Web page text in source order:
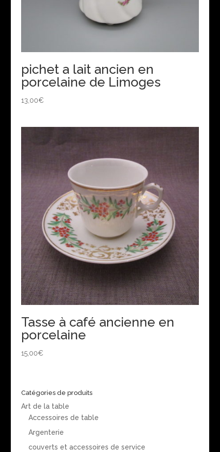
pichet a lait ancien en
porcelaine de Limoges
13,00€
Tasse à café ancienne en
porcelaine
15,00€
Catégories de produits
Art de la table
Accessoires de table
Argenterie
couverts et accessoires de service